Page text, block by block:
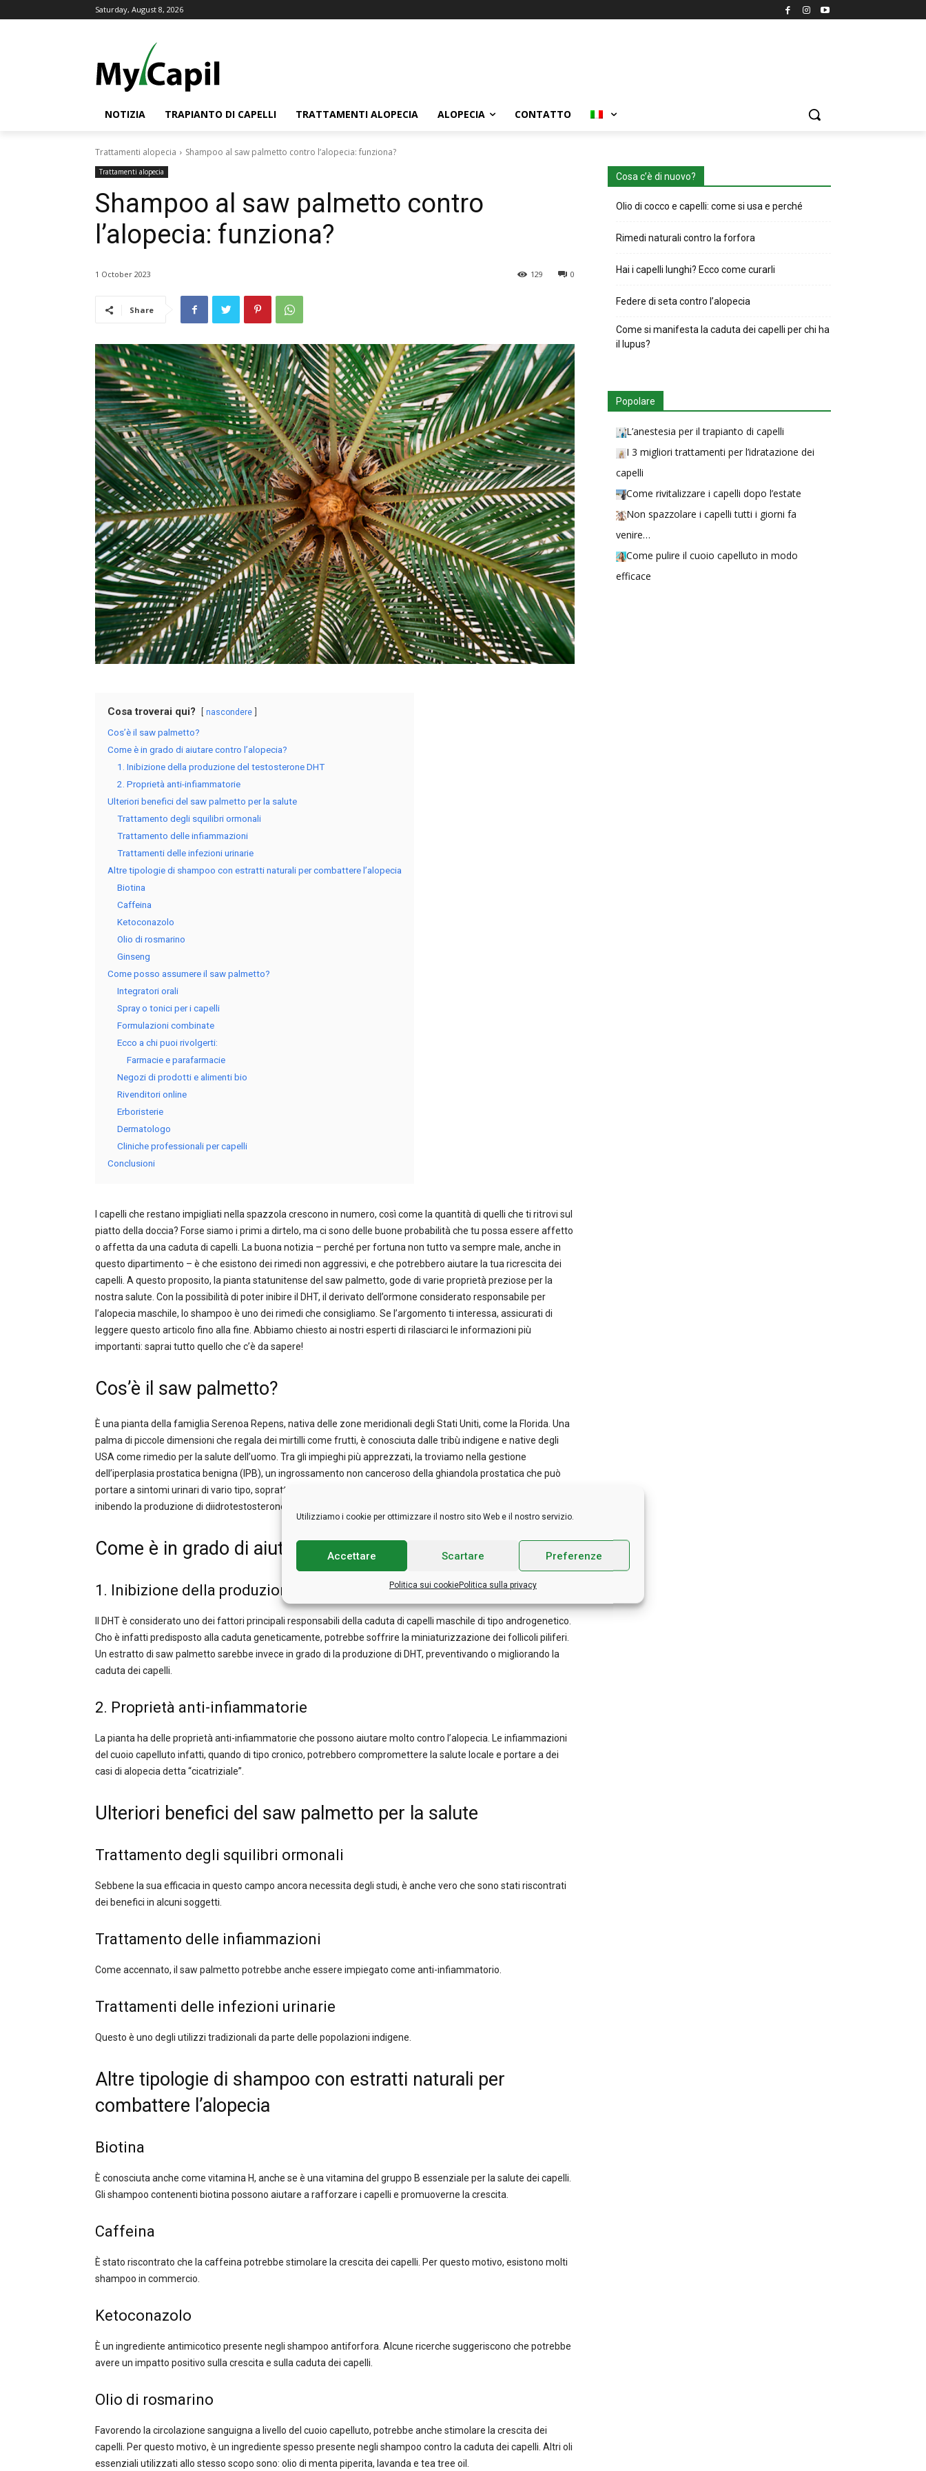
Utilizziamo i cookie per ottimizzare il nostro sito Web e il nostro servizio.
Accettare Scartare Preferenze
Politica sui cookiePolitica sulla privacy
Saturday, August 8, 2026
NOTIZIA TRAPIANTO DI CAPELLI TRATTAMENTI ALOPECIA ALOPECIA CONTATTO
Trattamenti alopecia Shampoo al saw palmetto contro l’alopecia: funziona?
Trattamenti alopecia
Shampoo al saw palmetto contro
l’alopecia: funziona?
1 October 2023 0
129
Share
Cosa troverai qui? nascondere
Cos’è il saw palmetto?
Come è in grado di aiutare contro l’alopecia?
1. Inibizione della produzione del testosterone DHT
2. Proprietà anti-infiammatorie
Ulteriori benefici del saw palmetto per la salute
Trattamento degli squilibri ormonali
Trattamento delle infiammazioni
Trattamenti delle infezioni urinarie
Altre tipologie di shampoo con estratti naturali per combattere l’alopecia
Biotina
Caffeina
Ketoconazolo
Olio di rosmarino
Ginseng
Come posso assumere il saw palmetto?
Integratori orali
Spray o tonici per i capelli
Formulazioni combinate
Ecco a chi puoi rivolgerti:
Farmacie e parafarmacie
Negozi di prodotti e alimenti bio
Rivenditori online
Erboristerie
Dermatologo
Cliniche professionali per capelli
Conclusioni
I capelli che restano impigliati nella spazzola crescono in numero, così come la quantità di quelli che ti ritrovi sul
piatto della doccia? Forse siamo i primi a dirtelo, ma ci sono delle buone probabilità che tu possa essere affetto
o affetta da una caduta di capelli. La buona notizia – perché per fortuna non tutto va sempre male, anche in
questo dipartimento – è che esistono dei rimedi non aggressivi, e che potrebbero aiutare la tua ricrescita dei
capelli. A questo proposito, la pianta statunitense del saw palmetto, gode di varie proprietà preziose per la
nostra salute. Con la possibilità di poter inibire il DHT, il derivato dell’ormone considerato responsabile per
l’alopecia maschile, lo shampoo è uno dei rimedi che consigliamo. Se l’argomento ti interessa, assicurati di
leggere questo articolo fino alla fine. Abbiamo chiesto ai nostri esperti di rilasciarci le informazioni più
importanti: saprai tutto quello che c’è da sapere!
Cos’è il saw palmetto?
È una pianta della famiglia Serenoa Repens, nativa delle zone meridionali degli Stati Uniti, come la Florida. Una
palma di piccole dimensioni che regala dei mirtilli come frutti, è conosciuta dalle tribù indigene e native degli
USA come rimedio per la salute dell’uomo. Tra gli impieghi più apprezzati, la troviamo nella gestione
dell’iperplasia prostatica benigna (IPB), un ingrossamento non canceroso della ghiandola prostatica che può
portare a sintomi urinari di vario tipo, soprattutto negli uomini anziani. Sembra infatti che riesca ad agire
inibendo la produzione di diidrotestosterone (DHT), un ormone associato alla crescita della prostata.
Come è in grado di aiutare contro l’alopecia?
1. Inibizione della produzione del testosterone DHT
Il DHT è considerato uno dei fattori principali responsabili della caduta di capelli maschile di tipo androgenetico.
Cho è infatti predisposto alla caduta geneticamente, potrebbe soffrire la miniaturizzazione dei follicoli piliferi.
Un estratto di saw palmetto sarebbe invece in grado di la produzione di DHT, preventivando o migliorando la
caduta dei capelli.
2. Proprietà anti-infiammatorie
La pianta ha delle proprietà anti-infiammatorie che possono aiutare molto contro l’alopecia. Le infiammazioni
del cuoio capelluto infatti, quando di tipo cronico, potrebbero compromettere la salute locale e portare a dei
casi di alopecia detta “cicatriziale”.
Ulteriori benefici del saw palmetto per la salute
Trattamento degli squilibri ormonali
Sebbene la sua efficacia in questo campo ancora necessita degli studi, è anche vero che sono stati riscontrati
dei benefici in alcuni soggetti.
Trattamento delle infiammazioni
Come accennato, il saw palmetto potrebbe anche essere impiegato come anti-infiammatorio.
Trattamenti delle infezioni urinarie
Questo è uno degli utilizzi tradizionali da parte delle popolazioni indigene.
Altre tipologie di shampoo con estratti naturali per
combattere l’alopecia
Biotina
È conosciuta anche come vitamina H, anche se è una vitamina del gruppo B essenziale per la salute dei capelli.
Gli shampoo contenenti biotina possono aiutare a rafforzare i capelli e promuoverne la crescita.
Caffeina
È stato riscontrato che la caffeina potrebbe stimolare la crescita dei capelli. Per questo motivo, esistono molti
shampoo in commercio.
Ketoconazolo
È un ingrediente antimicotico presente negli shampoo antiforfora. Alcune ricerche suggeriscono che potrebbe
avere un impatto positivo sulla crescita e sulla caduta dei capelli.
Olio di rosmarino
Favorendo la circolazione sanguigna a livello del cuoio capelluto, potrebbe anche stimolare la crescita dei
capelli. Per questo motivo, è un ingrediente spesso presente negli shampoo contro la caduta dei capelli. Altri oli
essenziali utilizzati allo stesso scopo sono: olio di menta piperita, lavanda e tea tree oil.
Cosa c’è di nuovo?
Olio di cocco e capelli: come si usa e perché
Rimedi naturali contro la forfora
Hai i capelli lunghi? Ecco come curarli
Federe di seta contro l’alopecia
Come si manifesta la caduta dei capelli per chi ha
il lupus?
Popolare
L’anestesia per il trapianto di capelli
I 3 migliori trattamenti per l’idratazione dei
capelli
Come rivitalizzare i capelli dopo l’estate
Non spazzolare i capelli tutti i giorni fa
venire…
Come pulire il cuoio capelluto in modo
efficace